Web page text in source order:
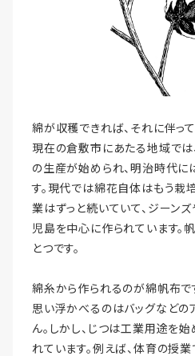
綿が収穫できれば、それに伴っ
現在の倉敷市にあたる地域で
の生産が始められ、明治時代に
す。現代では綿花自体はもう栽
業はずっと続いていて、ジーン
児島を中心に作られています。
とつです。
綿糸から作られるのが綿帆布で
思い浮かべるのはバッグなどの
ん。しかし、じつは工業用途を
れています。例えば、体育の授